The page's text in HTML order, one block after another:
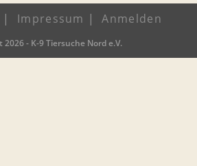
Impressum Anmelden
2026 - K-9 Tiersuche Nord e.V.